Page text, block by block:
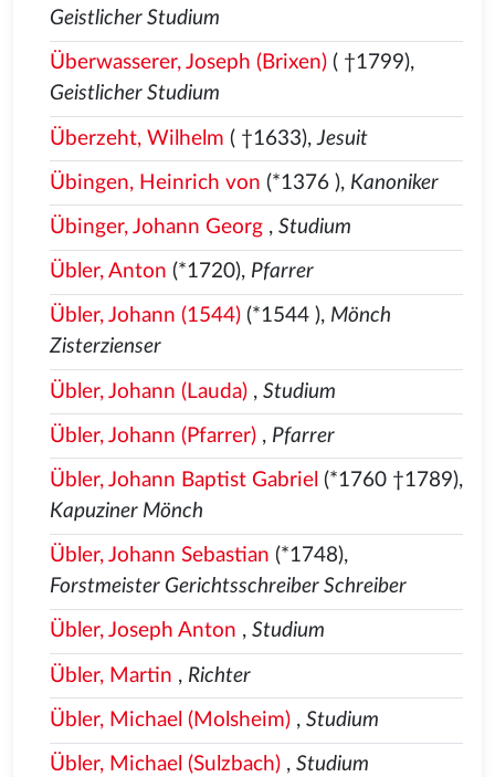
Geistlicher Studium
Überwasserer, Joseph (Brixen)( †1799),
Geistlicher Studium
Überzeht, Wilhelm ( †1633), Jesuit
Übingen, Heinrich von (*1376 ), Kanoniker
Übinger, Johann Georg, Studium
Übler, Anton (*1720), Pfarrer
Übler, Johann (1544)(*1544 ), Mönch
Zisterzienser
Übler, Johann (Lauda), Studium
Übler, Johann (Pfarrer), Pfarrer
Übler, Johann Baptist Gabriel (*1760 †1789),
Kapuziner Mönch
Übler, Johann Sebastian (*1748),
Forstmeister Gerichtsschreiber Schreiber
Übler, Joseph Anton , Studium
Übler, Martin , Richter
Übler, Michael (Molsheim), Studium
Übler, Michael (Sulzbach), Studium